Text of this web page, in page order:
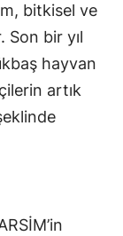
bitkisel ve
Son bir yıl
hayvan
artık